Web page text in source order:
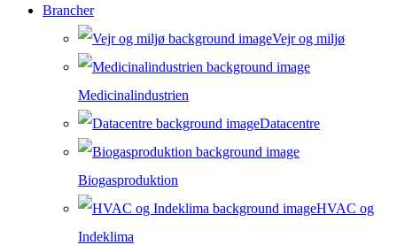
Brancher
Vejr og miljø
Medicinalindustrien
Datacentre
Biogasproduktion
HVAC og
Indeklima